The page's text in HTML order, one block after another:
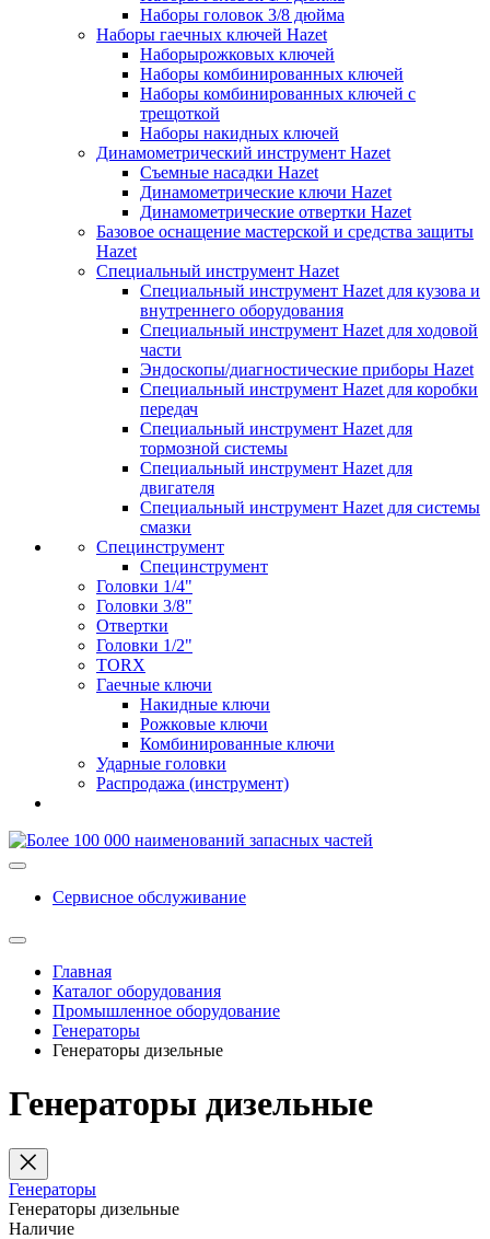
Наборы головок 3/8 дюйма
Наборы гаечных ключей Hazet
Наборырожковых ключей
Наборы комбинированных ключей
Наборы комбинированных ключей с
трещоткой
Наборы накидных ключей
Динамометрический инструмент Hazet
Съемные насадки Hazet
Динамометрические ключи Hazet
Динамометрические отвертки Hazet
Базовое оснащение мастерской и средства защиты
Hazet
Специальный инструмент Hazet
Специальный инструмент Hazet для кузова и
внутреннего оборудования
Специальный инструмент Hazet для ходовой
части
Эндоскопы/диагностические приборы Hazet
Специальный инструмент Hazet для коробки
передач
Специальный инструмент Hazet для
тормозной системы
Специальный инструмент Hazet для
двигателя
Специальный инструмент Hazet для системы
смазки
Специнструмент
Специнструмент
Головки 1/4"
Головки 3/8"
Отвертки
Головки 1/2"
TORX
Гаечные ключи
Накидные ключи
Рожковые ключи
Комбинированные ключи
Ударные головки
Распродажа (инструмент)
Сервисное обслуживание
Главная
Каталог оборудования
Промышленное оборудование
Генераторы
Генераторы дизельные
Генераторы дизельные
Генераторы
Генераторы дизельные
Наличие